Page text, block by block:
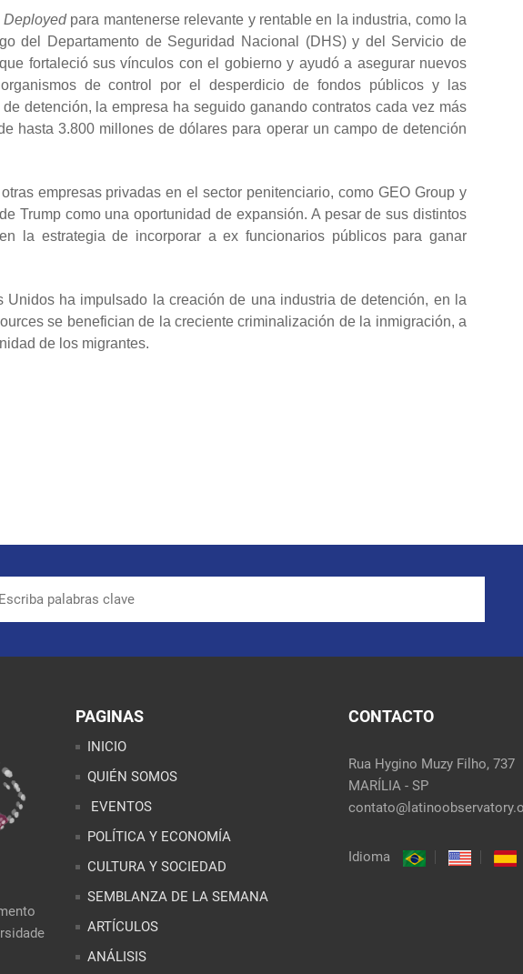
Deployed para mantenerse relevante y rentable en la industria, como la
del Departamento de Seguridad Nacional (DHS) y del Servicio de
fortaleció sus vínculos con el gobierno y ayudó a asegurar nuevos
de control por el desperdicio de fondos públicos y las
detención, la empresa ha seguido ganando contratos cada vez más
hasta 3.800 millones de dólares para operar un campo de detención
empresas privadas en el sector penitenciario, como GEO Group y
Trump como una oportunidad de expansión. A pesar de sus distintos
la estrategia de incorporar a ex funcionarios públicos para ganar
Unidos ha impulsado la creación de una industria de detención, en la
se benefician de la creciente criminalización de la inmigración, a
de los migrantes.
PAGINAS
INICIO
QUIÉN SOMOS
EVENTOS
POLÍTICA Y ECONOMÍA
CULTURA Y SOCIEDAD
SEMBLANZA DE LA SEMANA
ARTÍCULOS
ANÁLISIS
CONTACTO
Rua Hygino Muzy Filho, 737
MARÍLIA - SP
Idioma